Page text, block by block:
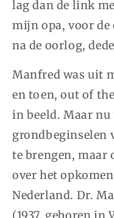
lag dan de link
mijn opa, voor
na de oorlog,
Manfred was uit
en toen, out of
in beeld. Maar
grondbeginselen
te brengen, maar
over het
Nederland. Dr.